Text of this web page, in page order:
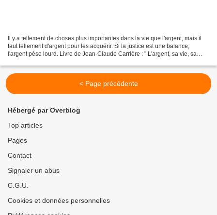
Il y a tellement de choses plus importantes dans la vie que l'argent, mais il
faut tellement d'argent pour les acquérir. Si la justice est une balance,
l'argent pèse lourd. Livre de Jean-Claude Carrière : " L'argent, sa vie, sa
< Page précédente
Hébergé par Overblog
Top articles
Pages
Contact
Signaler un abus
C.G.U.
Cookies et données personnelles